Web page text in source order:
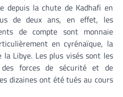
depuis la chute de Kadhafi en
de deux ans, en effet, les
de compte sont monnaie
en cyrénaïque, la
la Libye. Les plus visés sont les
forces de sécurité et de
dizaines ont été tués au cours